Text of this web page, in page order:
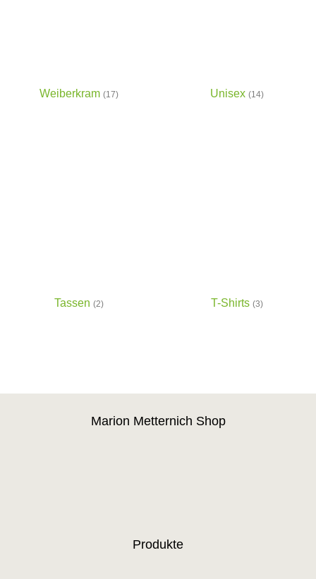
Weiberkram (17) Unisex (14)
Tassen (2) T-Shirts (3)
Marion Metternich Shop
Produkte